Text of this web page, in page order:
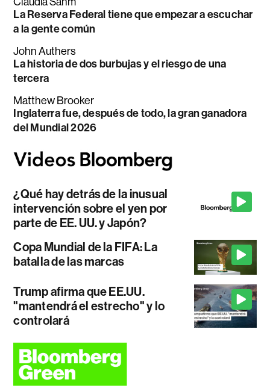
La Reserva Federal tiene que empezar a escuchar
a la gente común
John Authers
La historia de dos burbujas y el riesgo de una
tercera
Matthew Brooker
Inglaterra fue, después de todo, la gran ganadora
del Mundial 2026
¿Qué hay detrás de la inusual
intervención sobre el yen por
parte de EE. UU. y Japón?
Copa Mundial de la FIFA: La
batalla de las marcas
Trump afirma que EE.UU.
"mantendrá el estrecho" y lo
controlará